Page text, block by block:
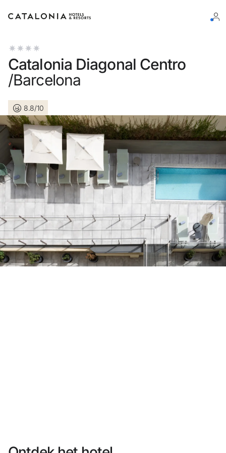
Log in op je account
Log in
Wachtwoord vergeten?
of gebruik een van deze opties
Aanmelden met Google
Sessie beginnen met enkel e-mailadres
Heb je nog geen account?
Een account aanmaken
Catalonia Diagonal Centro
/Barcelona
8.8/10